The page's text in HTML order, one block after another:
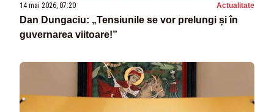
14 mai 2026, 07:20 Actualitate
Dan Dungaciu: „Tensiunile se vor prelungi și în
guvernarea viitoare!”